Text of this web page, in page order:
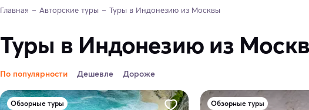
Главная Авторские туры Туры в Индонезию из Москвы
Туры в Индонезию из
По популярности Дешевле Дороже
Обзорные туры Обзорные туры